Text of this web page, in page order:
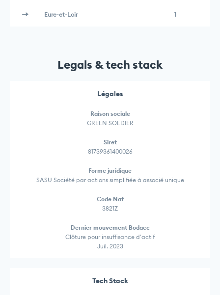
Eure-et-Loir 1
Legals & tech stack
Légales
Raison sociale
GREEN SOLDIER
Siret
81739361400026
Forme juridique
SASU Société par actions simplifiée à associé unique
Code Naf
3821Z
Dernier mouvement Bodacc
Clôture pour insuffisance d'actif
Juil. 2023
Tech Stack